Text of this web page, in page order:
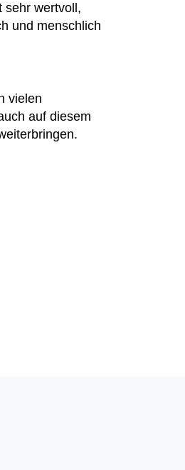
sehr wertvoll,
und menschlich
vielen
auf diesem